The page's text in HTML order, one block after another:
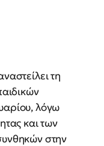
τη
λόγω
και των
στην